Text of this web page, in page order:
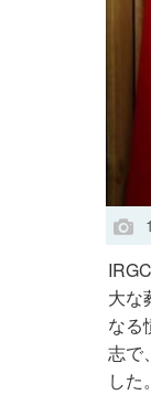
大な
なる
志で
した。